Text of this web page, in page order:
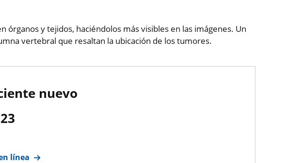
órganos y tejidos, haciéndolos más visibles en las imágenes. Un
vertebral que resaltan la ubicación de los tumores.
nuevo
línea